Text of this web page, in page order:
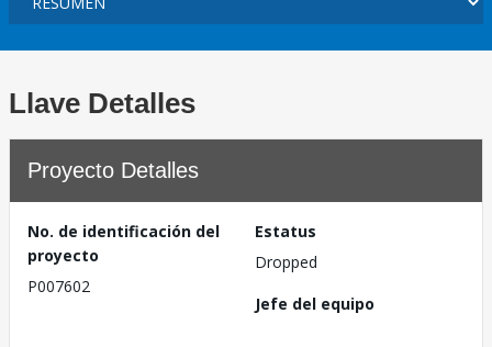
Llave Detalles
Proyecto Detalles
No. de identificación del
proyecto
P007602
Estatus
Dropped
Jefe del equipo